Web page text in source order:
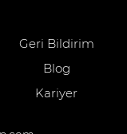
Geri Bildirim
Blog
Kariyer